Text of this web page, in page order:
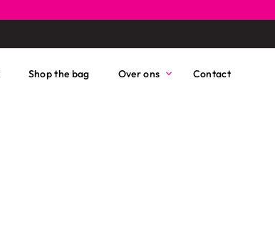
Shop the bag Over ons Contact